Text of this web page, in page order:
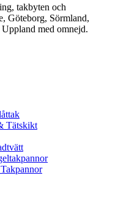
takbyten och
Göteborg, Sörmland,
med omnejd.
Tätskikt